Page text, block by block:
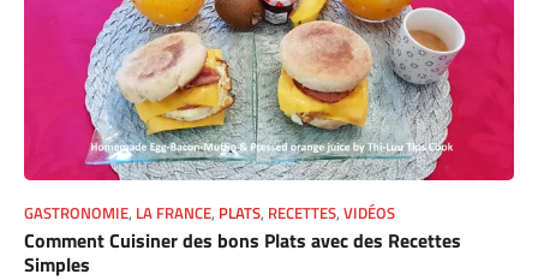
GASTRONOMIE, LA FRANCE, PLATS, RECETTES, VIDÉOS
Comment Cuisiner des bons Plats avec des Recettes
Simples